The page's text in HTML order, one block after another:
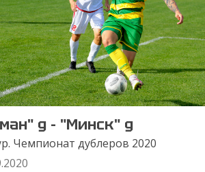
д - "Минск" д
Чемпионат дублеров 2020